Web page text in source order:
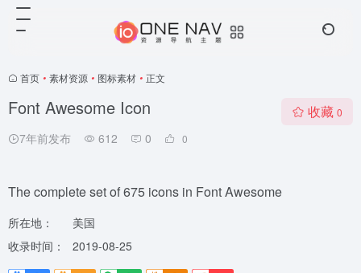
首页 • 素材资源 • 图标素材 • 正文
Font Awesome Icon
7年前发布 612 0 0
收藏 0
The complete set of 675 icons in Font Awesome
所在地：
美国
收录时间：
2019-08-25